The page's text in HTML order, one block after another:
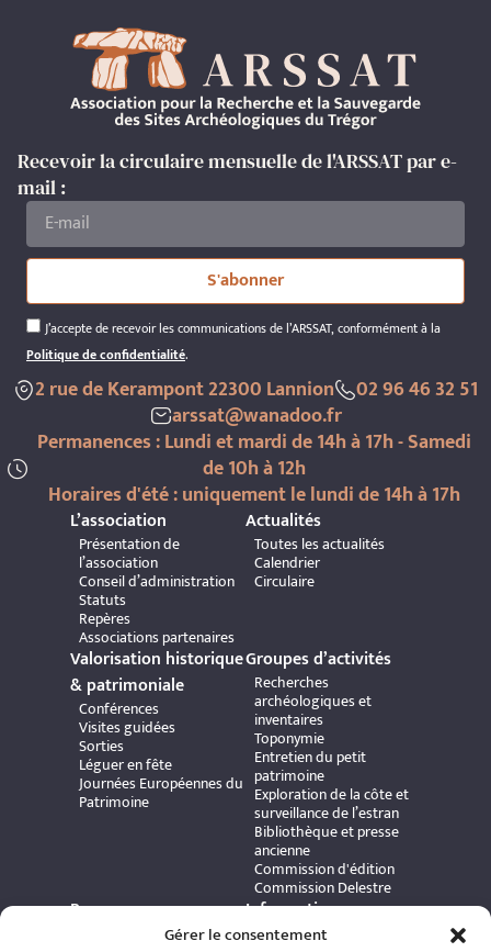
Gérer le consentement
Recevoir la circulaire mensuelle de l'ARSSAT par e-
mail :
J’accepte de recevoir les communications de l’ARSSAT, conformément à la
Politique de confidentialité.
S'abonner
2 rue de Kerampont 22300 Lannion
02 96 46 32 51
arssat@wanadoo.fr
Permanences : Lundi et mardi de 14h à 17h - Samedi
de 10h à 12h
Horaires d'été : uniquement le lundi de 14h à 17h
L’association
Présentation de
l’association
Conseil d’administration
Statuts
Repères
Associations partenaires
Actualités
Toutes les actualités
Calendrier
Circulaire
Valorisation historique
& patrimoniale
Conférences
Visites guidées
Sorties
Léguer en fête
Journées Européennes du
Patrimoine
Groupes d’activités
Recherches
archéologiques et
inventaires
Toponymie
Entretien du petit
patrimoine
Exploration de la côte et
surveillance de l’estran
Bibliothèque et presse
ancienne
Commission d'édition
Commission Delestre
Ressources
Carte interactive
Informations
pratiques